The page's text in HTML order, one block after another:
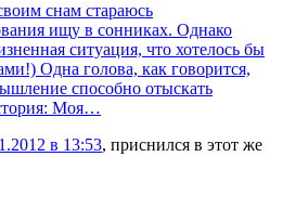
снам стараюсь
ищу в сонниках. Однако
ситуация, что хотелось бы
Одна голова, как говорится,
способно отыскать
Моя…
в 13:53, приснился в этот же